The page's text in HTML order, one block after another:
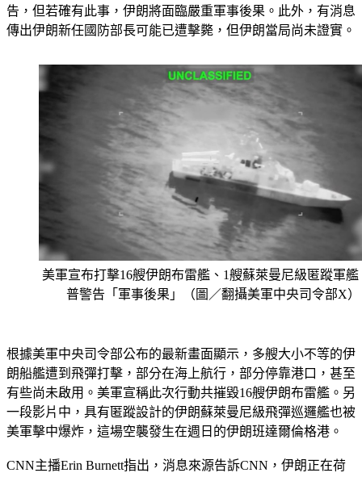
告，但若確有此事，伊朗將面臨嚴重軍事後果。此外，有消息
傳出伊朗新任國防部長可能已遭擊斃，但伊朗當局尚未證實。
美軍宣布打擊16艘伊朗布雷艦、1艘蘇萊曼尼級匿蹤軍艦
普警告「軍事後果」（圖／翻攝美軍中央司令部X）
根據美軍中央司令部公布的最新畫面顯示，多艘大小不等的伊
朗船艦遭到飛彈打擊，部分在海上航行，部分停靠港口，甚至
有些尚未啟用。美軍宣稱此次行動共摧毀16艘伊朗布雷艦。另
一段影片中，具有匿蹤設計的伊朗蘇萊曼尼級飛彈巡邏艦也被
美軍擊中爆炸，這場空襲發生在週日的伊朗班達爾倫格港。
CNN主播Erin Burnett指出，消息來源告訴CNN，伊朗正在荷